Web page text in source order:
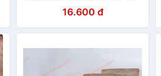
16.600 đ